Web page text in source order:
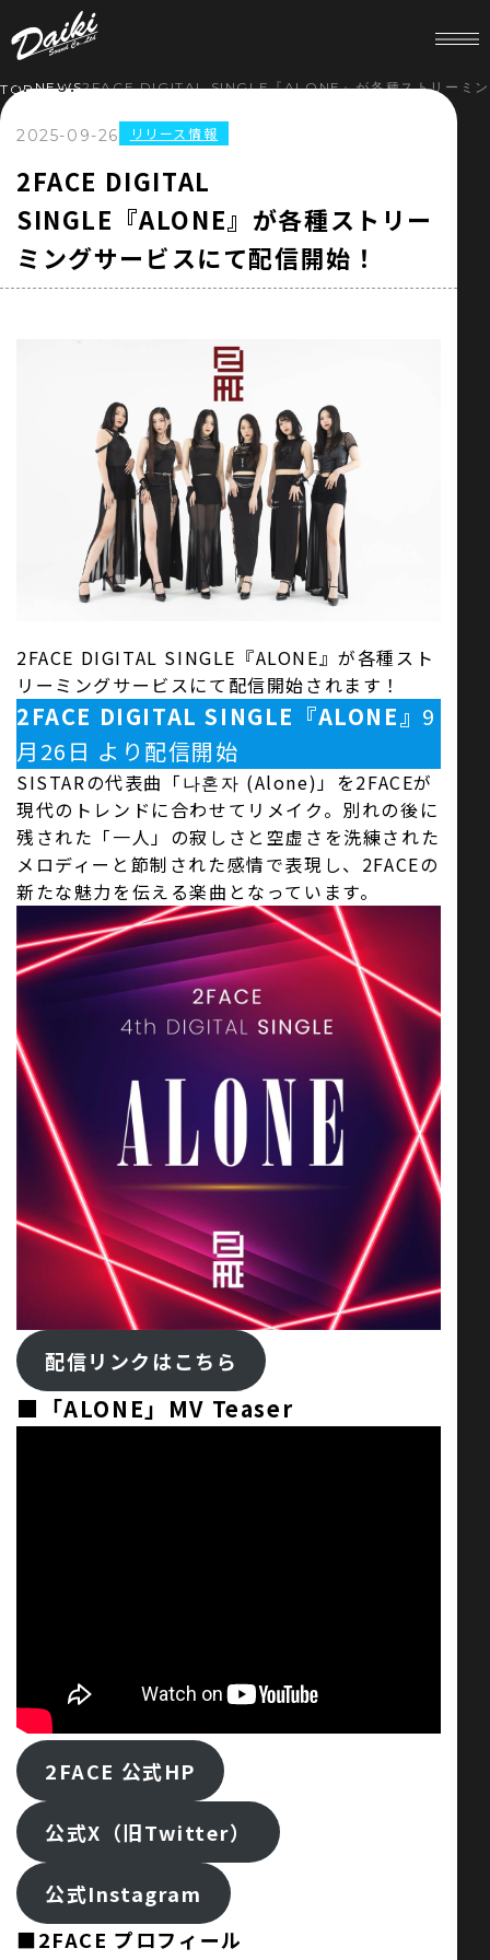
お問い合わせ
NEWS
COMPANY
RECRUIT
STORE
TOPNEWS2FACE DIGITAL SINGLE『ALONE』が各種ストリーミン
2025-09-26 リリース情報
2FACE DIGITAL
SINGLE『ALONE』が各種ストリー
ミングサービスにて配信開始！
2FACE DIGITAL SINGLE『ALONE』が各種スト
リーミングサービスにて配信開始されます！
2FACE DIGITAL SINGLE『ALONE』 9
月26日 より配信開始
SISTARの代表曲「나혼자 (Alone)」を2FACEが
現代のトレンドに合わせてリメイク。別れの後に
残された「一人」の寂しさと空虚さを洗練された
メロディーと節制された感情で表現し、2FACEの
新たな魅力を伝える楽曲となっています。
配信リンクはこちら
■「ALONE」MV Teaser
2FACE 公式HP
公式X（旧Twitter）
公式Instagram
■2FACE プロフィール